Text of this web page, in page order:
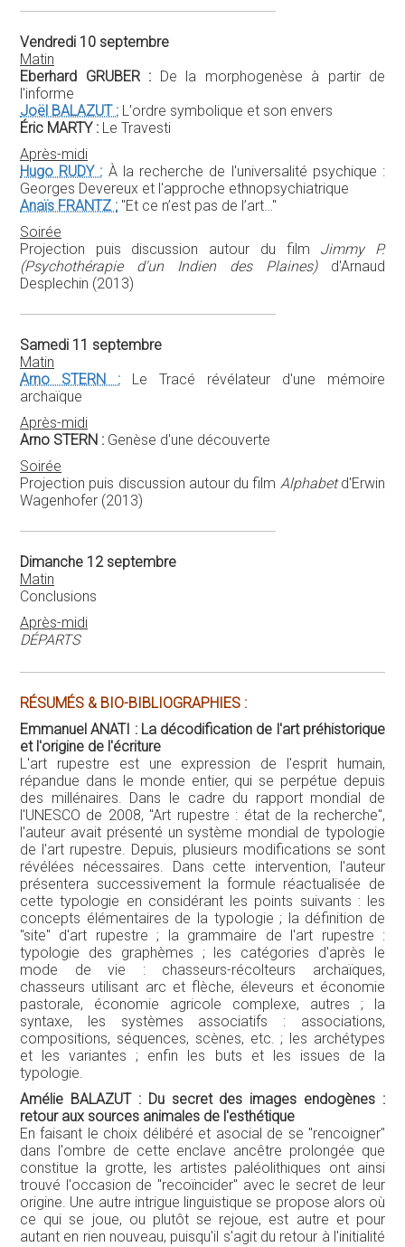
Vendredi 10 septembre
Matin
Eberhard GRUBER : De la morphogenèse à partir de
l'informe
Joël BALAZUT : L'ordre symbolique et son envers
Éric MARTY : Le Travesti
Après-midi
Hugo RUDY : À la recherche de l'universalité psychique :
Georges Devereux et l'approche ethnopsychiatrique
Anaïs FRANTZ : "Et ce n’est pas de l’art…"
Soirée
Projection puis discussion autour du film Jimmy P.
(Psychothérapie d'un Indien des Plaines)d'Arnaud
Desplechin (2013)
Samedi 11 septembre
Matin
Arno STERN : Le Tracé révélateur d'une mémoire
archaïque
Après-midi
Arno STERN : Genèse d'une découverte
Soirée
Projection puis discussion autour du film Alphabetd'Erwin
Wagenhofer (2013)
Dimanche 12 septembre
Matin
Conclusions
Après-midi
DÉPARTS
RÉSUMÉS & BIO-BIBLIOGRAPHIES :
Emmanuel ANATI : La décodification de l'art préhistorique
et l'origine de l'écriture
L'art rupestre est une expression de l'esprit humain,
répandue dans le monde entier, qui se perpétue depuis
des millénaires. Dans le cadre du rapport mondial de
l'UNESCO de 2008, "Art rupestre : état de la recherche",
l'auteur avait présenté un système mondial de typologie
de l'art rupestre. Depuis, plusieurs modifications se sont
révélées nécessaires. Dans cette intervention, l'auteur
présentera successivement la formule réactualisée de
cette typologie en considérant les points suivants : les
concepts élémentaires de la typologie ; la définition de
"site" d'art rupestre ; la grammaire de l'art rupestre :
typologie des graphèmes ; les catégories d'après le
mode de vie : chasseurs-récolteurs archaïques,
chasseurs utilisant arc et flèche, éleveurs et économie
pastorale, économie agricole complexe, autres ; la
syntaxe, les systèmes associatifs : associations,
compositions, séquences, scènes, etc. ; les archétypes
et les variantes ; enfin les buts et les issues de la
typologie.
Amélie BALAZUT : Du secret des images endogènes :
retour aux sources animales de l'esthétique
En faisant le choix délibéré et asocial de se "rencoigner"
dans l'ombre de cette enclave ancêtre prolongée que
constitue la grotte, les artistes paléolithiques ont ainsi
trouvé l'occasion de "recoïncider" avec le secret de leur
origine. Une autre intrigue linguistique se propose alors où
ce qui se joue, ou plutôt se rejoue, est autre et pour
autant en rien nouveau, puisqu'il s'agit du retour à l'initialité